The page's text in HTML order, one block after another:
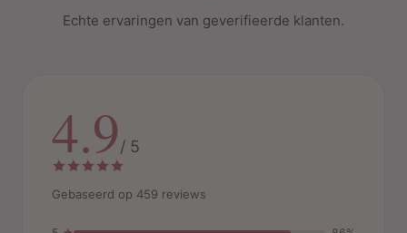
Echte ervaringen van geverifieerde klanten.
4.9/ 5
Gebaseerd op 459 reviews